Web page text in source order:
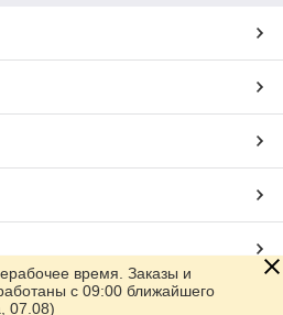
Satu.kz
время. Заказы и
с 09:00 ближайшего
07.08)